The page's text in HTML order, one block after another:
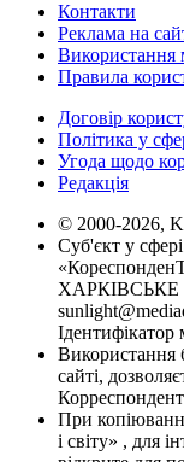
Контакти
Реклама на
Використання
Правила
Договір
Політика у
Угода щодо
Редакція
© 2000-2026,
Суб'єкт у
ХАРКІВСЬКЕ
Ідентифікатор
Використання
сайті,
При
і світу» , для